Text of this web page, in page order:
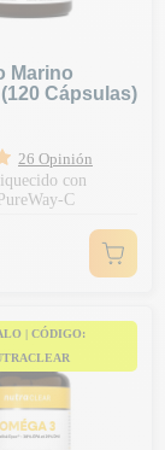
Marino
Cápsulas)
26 Opinión
con
C
| CÓDIGO: